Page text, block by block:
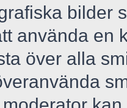
bilder
använda en
över alla